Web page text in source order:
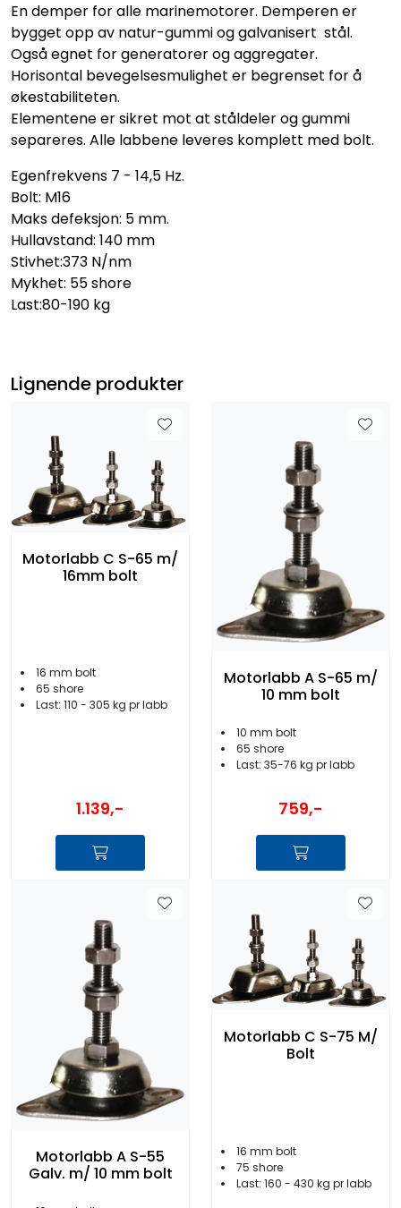
En demper for alle marinemotorer. Demperen er
bygget opp av natur-gummi og galvanisert stål.
Også egnet for generatorer og aggregater.
Horisontal bevegelsesmulighet er begrenset for å
økestabiliteten.
Elementene er sikret mot at ståldeler og gummi
separeres. Alle labbene leveres komplett med bolt.
Egenfrekvens 7 - 14,5 Hz.
Bolt: M16
Maks defeksjon: 5 mm.
Hullavstand: 140 mm
Stivhet:373 N/nm
Mykhet: 55 shore
Last:80-190 kg
Lignende produkter
Motorlabb C S-65 m/
16mm bolt
16 mm bolt
65 shore
Last: 110 - 305 kg pr labb
1.139,-
Motorlabb A S-65 m/
10 mm bolt
10 mm bolt
65 shore
Last: 35-76 kg pr labb
759,-
Motorlabb A S-55
Galv. m/ 10 mm bolt
Motorlabb C S-75 M/
Bolt
16 mm bolt
75 shore
Last: 160 - 430 kg pr labb